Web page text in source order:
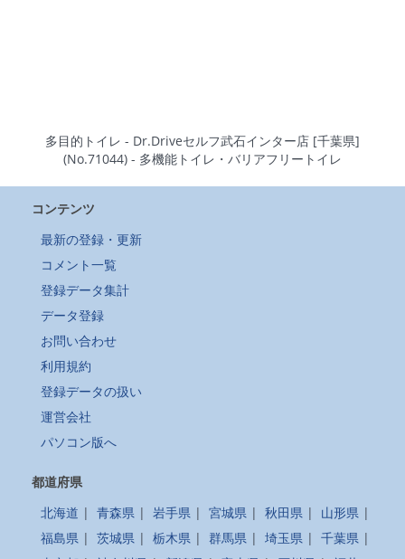
多目的トイレ - Dr.Driveセルフ武石インター店 [千葉県]
(No.71044) - 多機能トイレ・バリアフリートイレ
コンテンツ
最新の登録・更新
コメント一覧
登録データ集計
データ登録
お問い合わせ
利用規約
登録データの扱い
運営会社
パソコン版へ
都道府県
北海道 | 青森県 | 岩手県 | 宮城県 | 秋田県 | 山形県 |
福島県 | 茨城県 | 栃木県 | 群馬県 | 埼玉県 | 千葉県 |